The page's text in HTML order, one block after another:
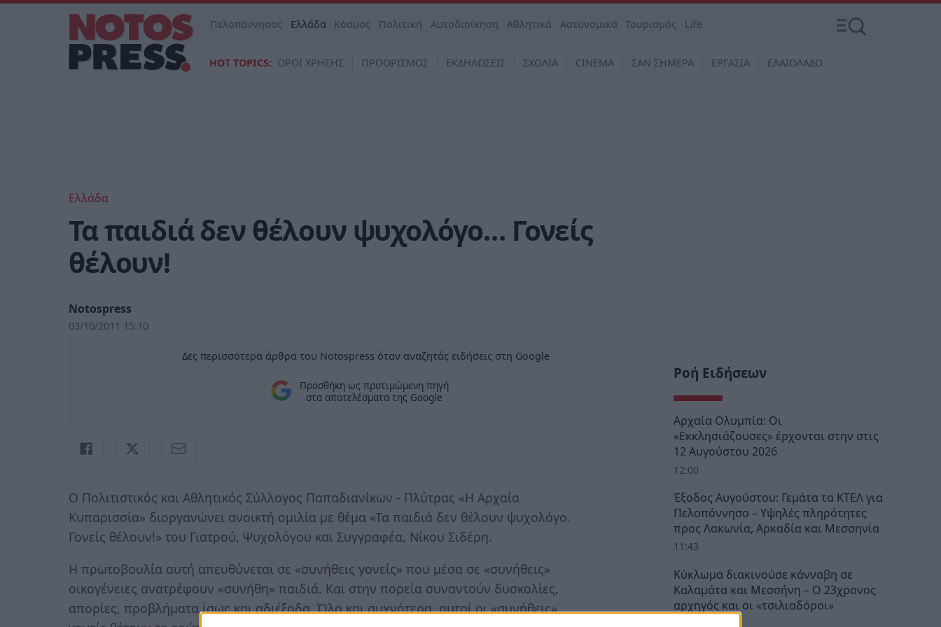
Πελοπόννησος Ελλάδα Κόσμος Πολιτική Αυτοδιοίκηση Αθλητικά Αστυνομικά Τουρισμός Life
HOT TOPICS: ΟΡΟΙ ΧΡΗΣΗΣ ΠΡΟΟΡΙΣΜΟΣ ΕΚΔΗΛΩΣΕΙΣ ΣΧΟΛΙΑ CINEMA ΣΑΝ ΣΗΜΕΡΑ ΕΡΓΑΣΙΑ ΕΛΑΙΟΛΑΔΟ
Ελλάδα
Τα παιδιά δεν θέλουν ψυχολόγο… Γονείς
θέλουν!
Notospress
03/10/2011 15:10
Δες περισσότερα άρθρα του Notospress όταν αναζητάς ειδήσεις στη Google
Προσθήκη ως προτιμώμενη πηγή
στα αποτελέσματα της Google
Ο Πολιτιστικός και Αθλητικός Σύλλογος Παπαδιανίκων - Πλύτρας «Η Αρχαία
Κυπαρισσία» διοργανώνει ανοικτή ομιλία με θέμα «Τα παιδιά δεν θέλουν ψυχολόγο.
Γονείς θέλουν!» του Γιατρού, Ψυχολόγου και Συγγραφέα, Νίκου Σιδέρη.
Η πρωτοβουλία αυτή απευθύνεται σε «συνήθεις γονείς» που μέσα σε «συνήθεις»
οικογένειες ανατρέφουν «συνήθη» παιδιά. Και στην πορεία συναντούν δυσκολίες,
απορίες, προβλήματα ίσως και αδιέξοδα. Όλο και συχνότερα, αυτοί οι «συνήθεις»
Ροή Ειδήσεων
Αρχαία Ολυμπία: Οι
«Εκκλησιάζουσες» έρχονται στην στις
12 Αυγούστου 2026
12:00
Έξοδος Αυγούστου: Γεμάτα τα ΚΤΕΛ για
Πελοπόννησο – Υψηλές πληρότητες
προς Λακωνία, Αρκαδία και Μεσσηνία
11:43
Κύκλωμα διακινούσε κάνναβη σε
Καλαμάτα και Μεσσήνη – Ο 23χρονος
αρχηγός και οι «τσιλιαδόροι»